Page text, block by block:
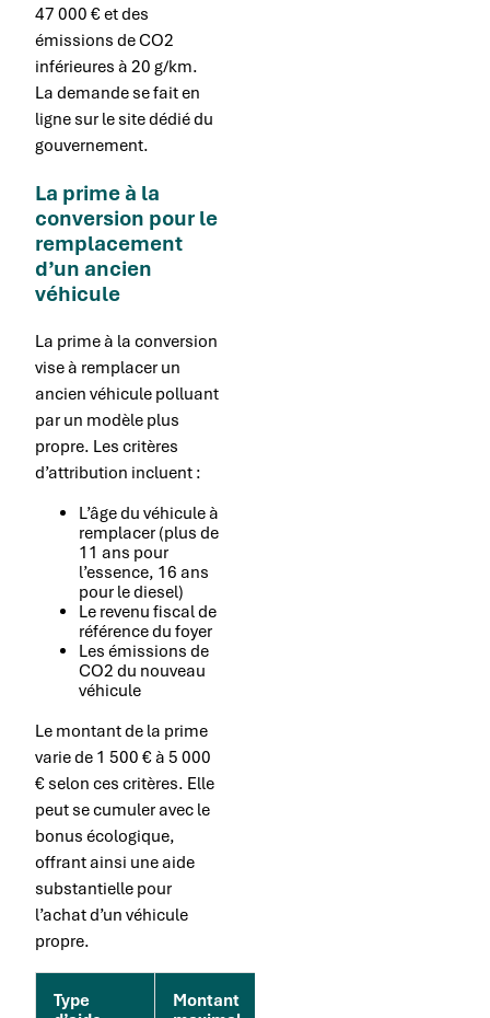
47 000 € et des
émissions de CO2
inférieures à 20 g/km.
La demande se fait en
ligne sur le site dédié du
gouvernement.
La prime à la
conversion pour le
remplacement
d’un ancien
véhicule
La prime à la conversion
vise à remplacer un
ancien véhicule polluant
par un modèle plus
propre. Les critères
d’attribution incluent :
L’âge du véhicule à
remplacer (plus de
11 ans pour
l’essence, 16 ans
pour le diesel)
Le revenu fiscal de
référence du foyer
Les émissions de
CO2 du nouveau
véhicule
Le montant de la prime
varie de 1 500 € à 5 000
€ selon ces critères. Elle
peut se cumuler avec le
bonus écologique,
offrant ainsi une aide
substantielle pour
l’achat d’un véhicule
propre.
Type
Montant